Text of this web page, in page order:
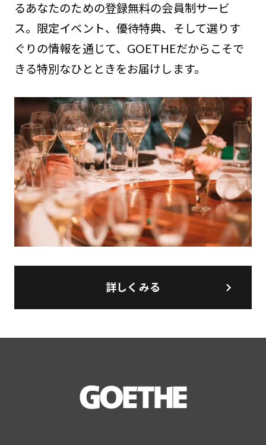
るあなたのための登録無料の会員制サービ
ス。限定イベント、優待特典、そして選りす
ぐりの情報を通じて、GOETHEだからこそで
きる特別なひとときをお届けします。
詳しくみる